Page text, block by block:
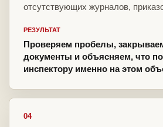
отсутствующих журналов,
РЕЗУЛЬТАТ
Проверяем пробелы,
документы и объясняем, что
инспектору именно на этом
04